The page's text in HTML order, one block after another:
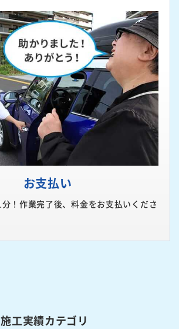
お支払い
！作業完了後、料金をお支払いくださ
工実績カテゴリ